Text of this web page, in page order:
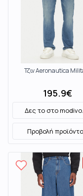
Τζιν Aeronautica
195.9€
Δες το στο
Προβολή